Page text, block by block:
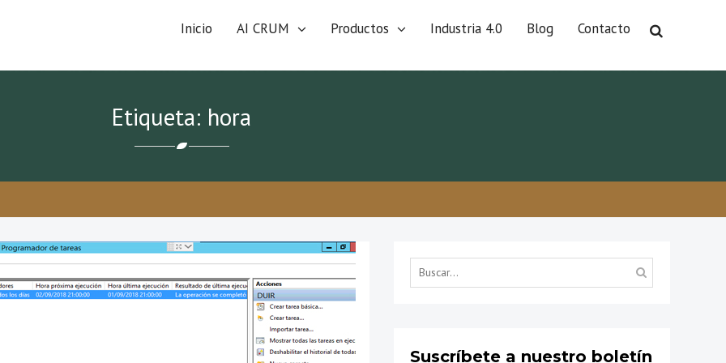
Inicio AI CRUM Productos Industria 4.0 Blog Contacto
Etiqueta: hora
Suscríbete a nuestro boletín